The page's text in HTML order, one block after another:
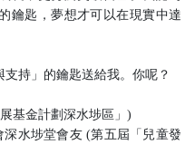
鑰匙，夢想才可以在現實中達
持」的鑰匙送給我。你呢？
基金計劃深水埗區」)
水埗堂會友 (第五屆「兒童發